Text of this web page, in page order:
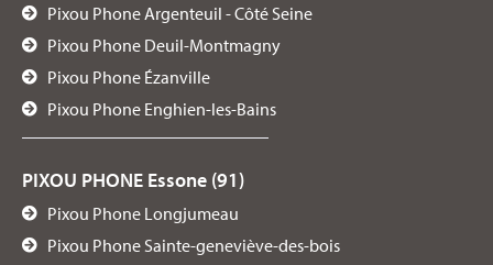
Pixou Phone Argenteuil - Côté Seine
Pixou Phone Deuil-Montmagny
Pixou Phone Ézanville
Pixou Phone Enghien-les-Bains
PIXOU PHONE Essone (91)
Pixou Phone Longjumeau
Pixou Phone Sainte-geneviève-des-bois